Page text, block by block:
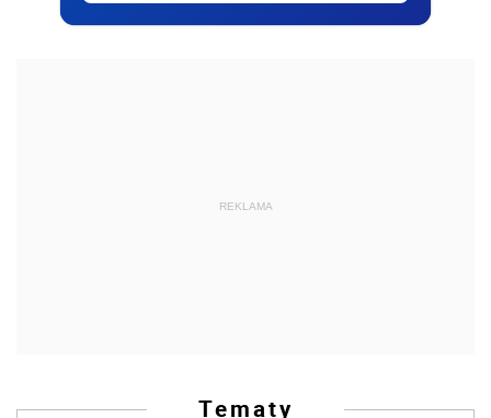
REKLAMA
Tematy